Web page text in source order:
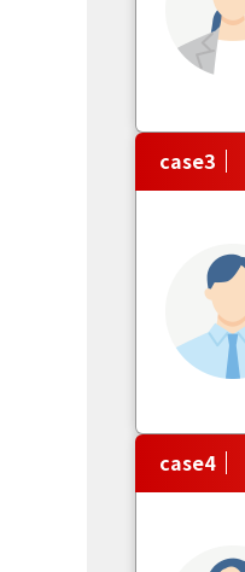
case3
case4